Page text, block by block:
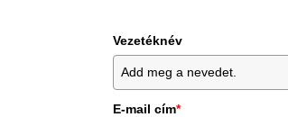
Vezetéknév
E-mail cím*